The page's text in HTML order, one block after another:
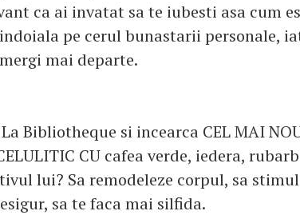
ca ai invatat sa te iubesti asa cum
pe cerul bunastarii personale,
mai departe.
Bibliotheque si incearca CEL MAI
CU cafea verde, iedera,
lui? Sa remodeleze corpul, sa
sa te faca mai silfida.